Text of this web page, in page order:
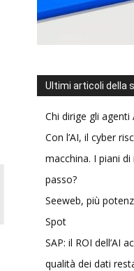
Ultimi articoli della
Chi dirige gli agenti
Con l’AI, il cyber
macchina. I piani
passo?
Seeweb, più
Spot
SAP: il ROI dell’AI
qualità dei dati